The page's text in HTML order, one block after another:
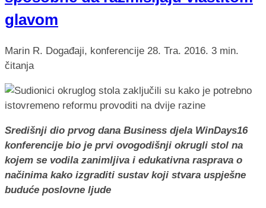
glavom
Marin R. Događaji, konferencije 28. Tra. 2016. 3 min.
čitanja
Središnji dio prvog dana Business djela WinDays16
konferencije bio je prvi ovogodišnji okrugli stol na
kojem se vodila zanimljiva i edukativna rasprava o
načinima kako izgraditi sustav koji stvara uspješne
buduće poslovne ljude